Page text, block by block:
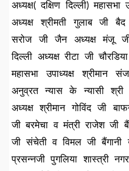
अध्यक्ष( दक्षिण दिल्ली) महासभा
अध्यक्ष श्रीमती गुलाब जी बैद
सरोज जी जैन अध्यक्ष मंजू जी
दिल्ली अध्यक्ष रीटा जी
महासभा उपाध्यक्ष
अनुव्रत न्यास के न्यासी
अध्यक्ष श्रीमान गोविंद जी
जी बरमेचा व मंत्री राजेश जी
जी संचेती व विमल जी बैंगानी
प्रसन्नजी पुगलिया शास्त्री